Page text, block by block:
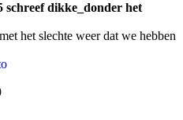
schreef dikke_donder het
het slechte weer dat we hebben